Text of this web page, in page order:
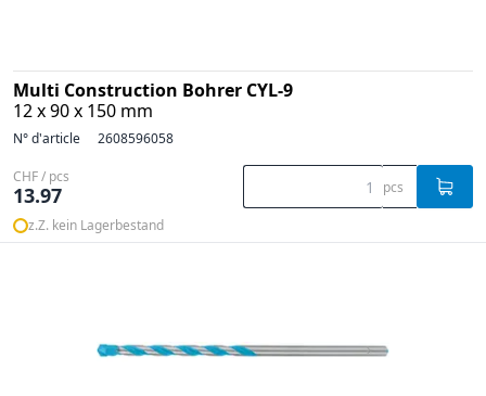
Multi Construction Bohrer CYL-9
12 x 90 x 150 mm
N° d'article 2608596058
CHF / pcs
13.97 pcs
z.Z. kein Lagerbestand